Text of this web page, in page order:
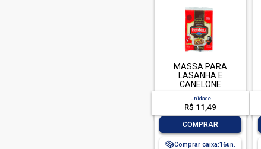
MASSA PARA
LASANHA E
CANELONE
TRADICIONAL 500G-
PC
unidade
R$ 11,49
COMPRAR
Comprar caixa:16